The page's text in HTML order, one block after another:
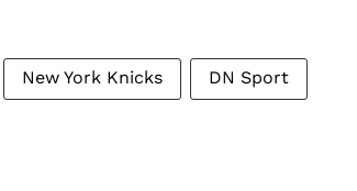
New York Knicks DN Sport